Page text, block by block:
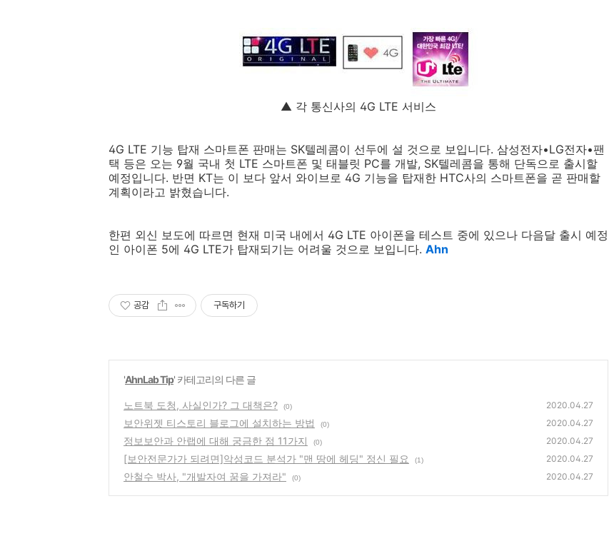
▲ 각 통신사의 4G LTE 서비스
4G LTE 기능 탑재 스마트폰 판매는 SK텔레콤이 선두에 설 것으로 보입니다. 삼성전자•LG전자•팬
택 등은 오는 9월 국내 첫 LTE 스마트폰 및 태블릿 PC를 개발, SK텔레콤을 통해 단독으로 출시할
예정입니다. 반면 KT는 이 보다 앞서 와이브로 4G 기능을 탑재한 HTC사의 스마트폰을 곧 판매할
계획이라고 밝혔습니다.
한편 외신 보도에 따르면 현재 미국 내에서 4G LTE 아이폰을 테스트 중에 있으나 다음달 출시 예정
인 아이폰 5에 4G LTE가 탑재되기는 어려울 것으로 보입니다. Ahn
공감 구독하기
'AhnLab Tip' 카테고리의 다른 글
노트북 도청, 사실인가? 그 대책은? (0) 2020.04.27
보안위젯 티스토리 블로그에 설치하는 방법 (0) 2020.04.27
정보보안과 안랩에 대해 궁금한 점 11가지 (0) 2020.04.27
[보안전문가가 되려면]악성코드 분석가 "맨 땅에 헤딩" 정신 필요 (1) 2020.04.27
안철수 박사, "개발자여 꿈을 가져라" (0) 2020.04.27